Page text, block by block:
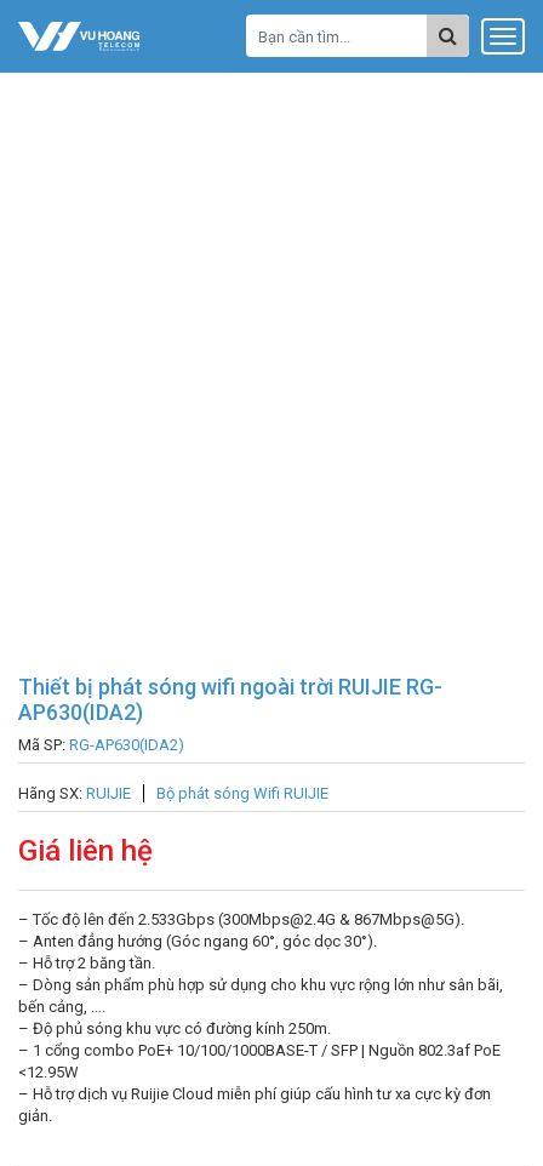
Thiết bị phát sóng wifi ngoài trời RUIJIE RG-
AP630(IDA2)
Mã SP: RG-AP630(IDA2)
Hãng SX: RUIJIE Bộ phát sóng Wifi RUIJIE
Giá liên hệ
– Tốc độ lên đến 2.533Gbps (300Mbps@2.4G & 867Mbps@5G).
– Anten đẳng hướng (Góc ngang 60°, góc dọc 30°).
– Hỗ trợ 2 băng tần.
– Dòng sản phẩm phù hợp sử dụng cho khu vực rộng lớn như sân bãi,
bến cảng, ….
– Độ phủ sóng khu vực có đường kính 250m.
– 1 cổng combo PoE+ 10/100/1000BASE-T / SFP | Nguồn 802.3af PoE
<12.95W
– Hỗ trợ dịch vụ Ruijie Cloud miễn phí giúp cấu hình tư xa cực kỳ đơn
giản.